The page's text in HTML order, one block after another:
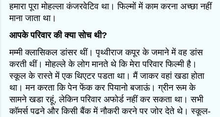
हमारा पूरा मोहल्ला कंजरवेटिव था। फिल्मों में काम करना अच्छा नहीं
माना जाता था।
आपके परिवार की क्या सोच थी?
मम्मी क्लासिकल डांसर थीं। पृथ्वीराज कपूर के जमाने में वह डांस
करती थीं। मोहल्ले के लोग मानते थे कि मेरा परिवार फिल्मी है।
स्कूल के रास्ते में एक थिएटर पडता था। मैं जाकर वहां खडा होता
था। मन करता कि पेन फेंक कर पियानो बजाऊं। ग्रीन रूम के
सामने खडा रहूं, लेकिन परिवार अफोर्ड नहीं कर सकता था। सभी
कॉमर्स पढने और किसी बैंक में नौकरी करने पर जोर देते थे। स्कूल-